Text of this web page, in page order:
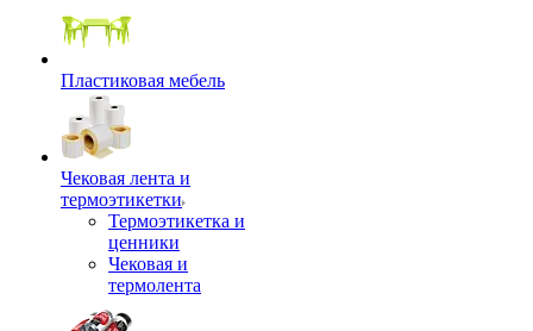
Пластиковая мебель
Чековая лента и
термоэтикетки
Термоэтикетка и
ценники
Чековая и
термолента